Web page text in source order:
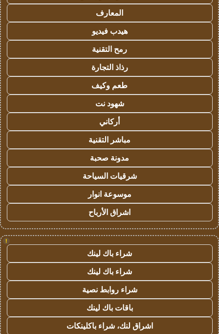
المعارف
هيدب فيديو
رمح التقنية
رذاذ التجارة
طعم وكيف
شهود نت
أركاني
مباشر التقنية
مدونة صحبة
شرقيات السياحة
موسوعة انوار
اشراق الأرباح
!
شراء باك لينك
شراء باك لينك
شراء روابط نصية
باقات باك لينك
اشراق لنك، شراء باكلينكات